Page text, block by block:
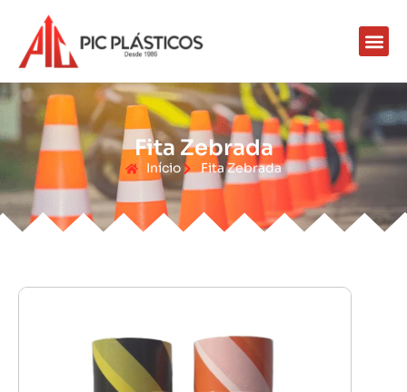
Fita Zebrada
Início Fita Zebrada